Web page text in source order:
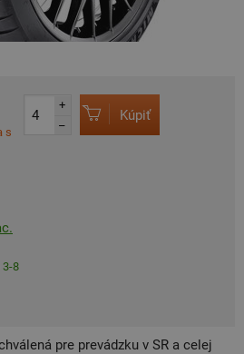
s
3-8
+
–
Kúpiť
pre prevádzku v SR a celej